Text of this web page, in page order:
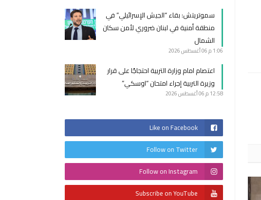
سموتريتش: بقاء “الجيش الإسرائيلي” في
منطقة أمنية في لبنان ضروري لأمن سكان
الشمال
1:06 م 06 أغسطس 2026
اعتصام امام وزارة التربية احتجاجًا على قرار
وزيرة التربية إجراء امتحان “اوسكي”
12:58 م 06 أغسطس 2026
Like on Facebook
Follow on Twitter
Follow on Instagram
Subscribe on YouTube